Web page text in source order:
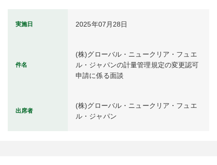
実施日 2025年07月28日
件名
(株)グローバル・ニュークリア・フュエ
ル・ジャパンの計量管理規定の変更認可
申請に係る面談
出席者
(株)グローバル・ニュークリア・フュエ
ル・ジャパン